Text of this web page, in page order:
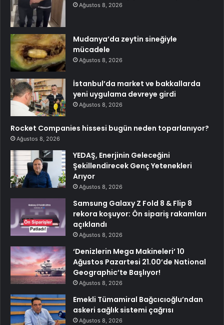
Ağustos 8, 2026
Mudanya’da zeytin sineğiyle
mücadele
Ağustos 8, 2026
İstanbul’da market ve bakkallarda
yeni uygulama devreye girdi
Ağustos 8, 2026
Rocket Companies hissesi bugün neden toparlanıyor?
Ağustos 8, 2026
YEDAŞ, Enerjinin Geleceğini
Şekillendirecek Genç Yetenekleri
Arıyor
Ağustos 8, 2026
Samsung Galaxy Z Fold 8 & Flip 8
rekora koşuyor: Ön sipariş rakamları
açıklandı
Ağustos 8, 2026
‘Denizlerin Mega Makineleri’ 10
Ağustos Pazartesi 21.00’de National
Geographic’te Başlıyor!
Ağustos 8, 2026
Emekli Tümamiral Bağcıcıoğlu’ndan
askeri sağlık sistemi çağrısı
Ağustos 8, 2026